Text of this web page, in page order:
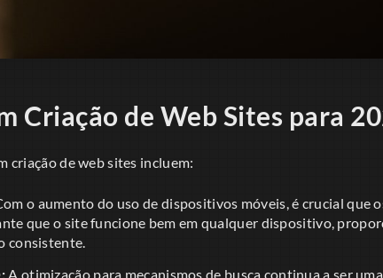
Criação de Web Sites para
criação de web sites incluem:
o aumento do uso de dispositivos móveis, é crucial que
que o site funcione bem em qualquer dispositivo,
consistente.
A otimização para mecanismos de busca continua a ser